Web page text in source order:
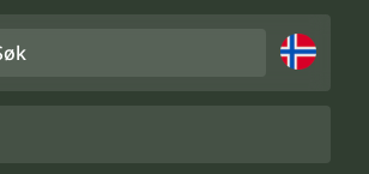
Søk